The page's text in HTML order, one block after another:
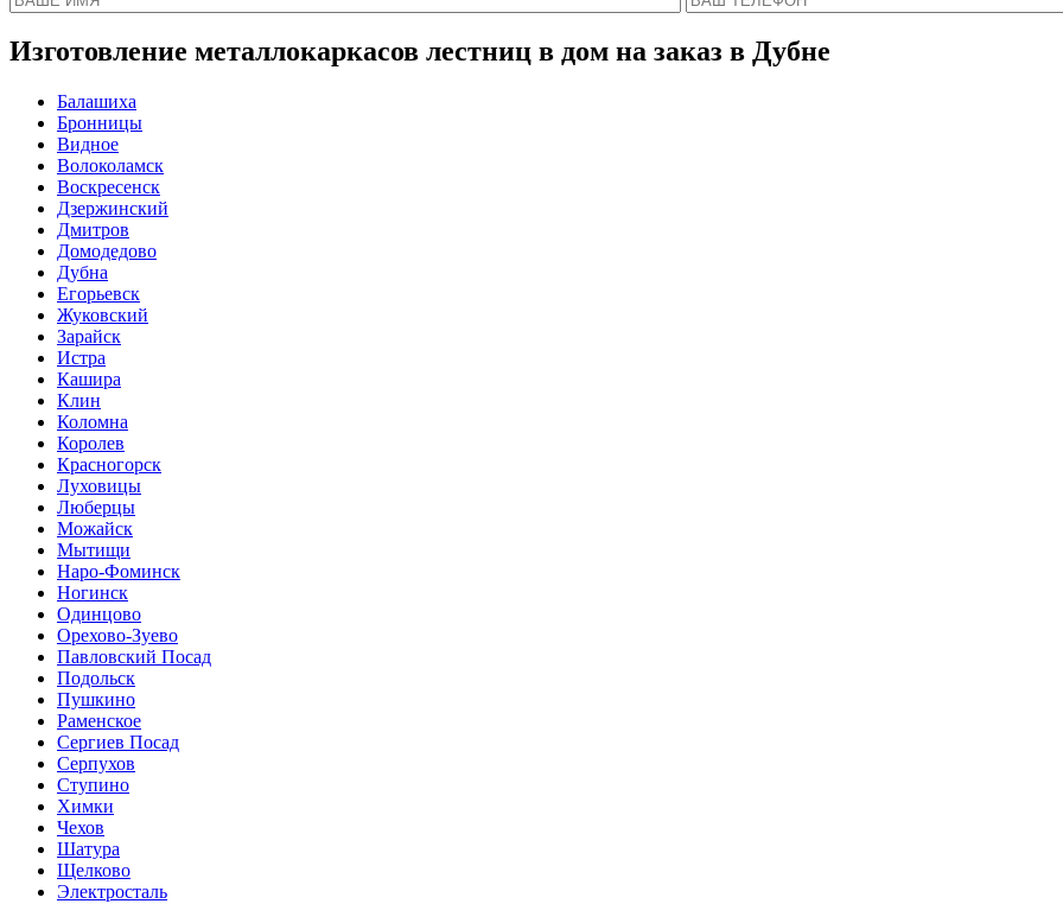
Изготовление металлокаркасов лестниц в дом на заказ в Дубне
Балашиха
Бронницы
Видное
Волоколамск
Воскресенск
Дзержинский
Дмитров
Домодедово
Дубна
Егорьевск
Жуковский
Зарайск
Истра
Кашира
Клин
Коломна
Королев
Красногорск
Луховицы
Люберцы
Можайск
Мытищи
Наро-Фоминск
Ногинск
Одинцово
Орехово-Зуево
Павловский Посад
Подольск
Пушкино
Раменское
Сергиев Посад
Серпухов
Ступино
Химки
Чехов
Шатура
Щелково
Электросталь